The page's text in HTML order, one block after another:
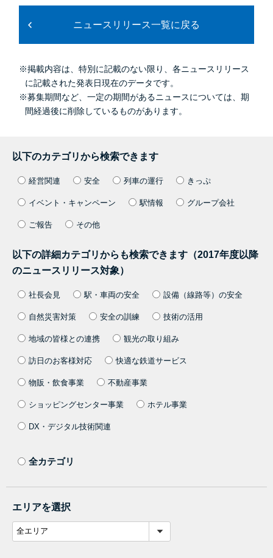
ニュースリリース一覧に戻る
※掲載内容は、特別に記載のない限り、各ニュースリリース
に記載された発表日現在のデータです。
※募集期間など、一定の期間があるニュースについては、期
間経過後に削除しているものがあります。
以下のカテゴリから検索できます
経営関連 安全 列車の運行 きっぷ
イベント・キャンペーン 駅情報 グループ会社
ご報告 その他
以下の詳細カテゴリからも検索できます（2017年度以降
のニュースリリース対象）
社長会見 駅・車両の安全 設備（線路等）の安全
自然災害対策 安全の訓練 技術の活用
地域の皆様との連携 観光の取り組み
訪日のお客様対応 快適な鉄道サービス
物販・飲食事業 不動産事業
ショッピングセンター事業 ホテル事業
DX・デジタル技術関連
全カテゴリ
エリアを選択